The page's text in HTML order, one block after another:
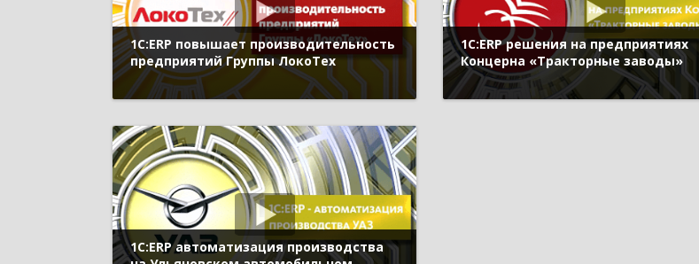
1С:ERP повышает производительность
предприятий Группы ЛокоТех
1С:ERP решения на предприятиях
Концерна «Тракторные заводы»
1С:ERP автоматизация производства